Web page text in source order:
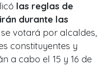
las reglas de
durante las
se votará por alcaldes,
constituyentes y
a cabo el 15 y 16 de